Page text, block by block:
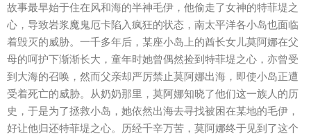
故事最早始于住在风和海的半神毛伊，他偷走了女神的特菲堤之
心，导致岩浆魔鬼厄卡陷入疯狂的状态，南太平洋各小岛也面临
着毁灭的威胁。一千多年后，某座小岛上的酋长女儿莫阿娜在父
母的呵护下渐渐长大，童年时她曾偶然捡到特菲堤之心，亦曾受
到大海的召唤，然而父亲却严厉禁止莫阿娜出海，即使小岛正遭
受着死亡的威胁。从奶奶那里，莫阿娜知晓了他们这一族人的历
史，于是为了拯救小岛，她依然出海去寻找被困在某地的毛伊，
好让他归还特菲堤之心。历经千辛万苦，莫阿娜终于见到了这个